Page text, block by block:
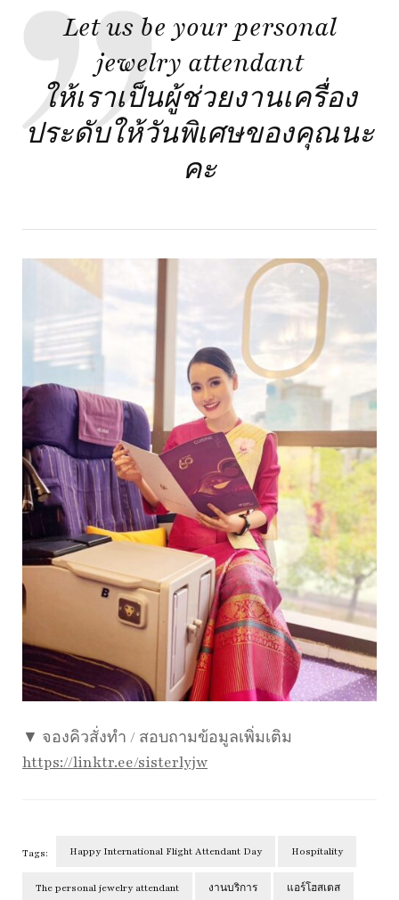
Let us be your personal
jewelry attendant
ให้เราเป็นผู้ช่วยงานเครื่อง
ประดับให้วันพิเศษของคุณนะ
คะ
▼ จองคิวสั่งทำ / สอบถามข้อมูลเพิ่มเติม
https://linktr.ee/sisterlyjw
Tags: Happy International Flight Attendant Day Hospitality
The personal jewelry attendant งานบริการ แอร์โฮสเตส